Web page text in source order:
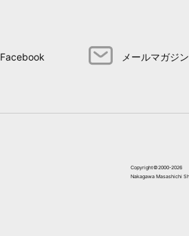
Facebook メールマガジン
Copyright©2000-2026
Nakagawa Masashichi